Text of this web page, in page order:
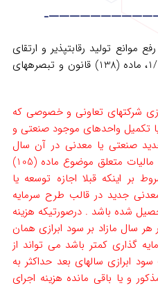
(31) قانون رفع موانع تولید رقابت­پذیر و ارتقای
نظام مالی کشور، مصوب 1/2/1394، ماده (138) قانون و تبصره­های
ابرازی شرکت­های تعاونی و خصوصی که
تکمیل واحدهای موجود صنعتی و
صنعتی یا معدنی در آن سال
مصرف گردد از پنجاه درصد(50%) مالیات متعلق موضوع ماده (105)
بر این­که قبلا اجازه توسعه یا
جدید در قالب طرح سرمایه
شده باشد . درصورتی­که هزینه
سال مازاد بر سود ابرازی همان
گذاری کمتر باشد می تواند از
ابرازی سال­های بعد حداکثر به
و یا باقی مانده هزینه اجرای